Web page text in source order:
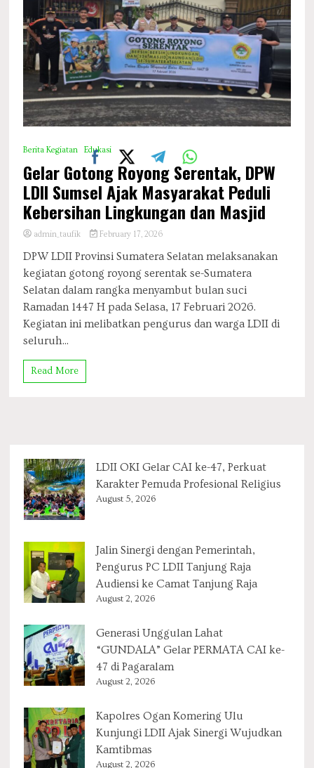
Berita Kegiatan Edukasi
Gelar Gotong Royong Serentak, DPW
LDII Sumsel Ajak Masyarakat Peduli
Kebersihan Lingkungan dan Masjid
admin_taufik February 17, 2026
DPW LDII Provinsi Sumatera Selatan melaksanakan
kegiatan gotong royong serentak se-Sumatera
Selatan dalam rangka menyambut bulan suci
Ramadan 1447 H pada Selasa, 17 Februari 2026.
Kegiatan ini melibatkan pengurus dan warga LDII di
seluruh...
Read More
LDII OKI Gelar CAI ke-47, Perkuat
Karakter Pemuda Profesional Religius
August 5, 2026
Jalin Sinergi dengan Pemerintah,
Pengurus PC LDII Tanjung Raja
Audiensi ke Camat Tanjung Raja
August 2, 2026
Generasi Unggulan Lahat
“GUNDALA” Gelar PERMATA CAI ke-
47 di Pagaralam
August 2, 2026
Kapolres Ogan Komering Ulu
Kunjungi LDII Ajak Sinergi Wujudkan
Kamtibmas
August 2, 2026